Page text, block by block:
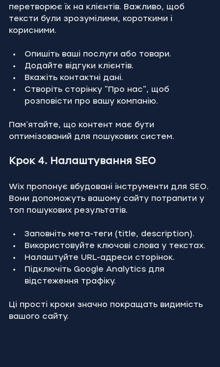
перетворює їх на клієнтів. Важливо, щоб
тексти були зрозумілими, короткими і
корисними.
Опишіть ваші послуги або товари.
Додайте відгуки клієнтів.
Вкажіть контактні дані.
Створіть сторінку "Про нас", щоб
розповісти про вашу компанію.
Пам’ятайте, що контент має бути
оптимізований для пошукових систем.
Крок 4. Налаштування SEO
Wix пропонує вбудовані інструменти для SEO.
Вони допоможуть вашому сайту потрапити у
топ пошукових результатів.
Заповніть мета-теги (title, description).
Використовуйте ключові слова у текстах.
Налаштуйте URL-адреси сторінок.
Підключіть Google Analytics для
відстеження трафіку.
Ці прості кроки значно покращать видимість
вашого сайту.